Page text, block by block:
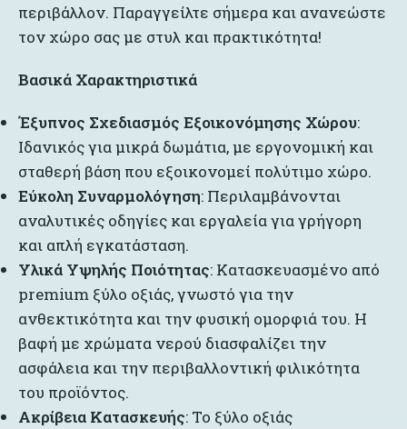
περιβάλλον. Παραγγείλτε σήμερα και ανανεώστε
τον χώρο σας με στυλ και πρακτικότητα!
Βασικά Χαρακτηριστικά
Έξυπνος Σχεδιασμός Εξοικονόμησης Χώρου:
Ιδανικός για μικρά δωμάτια, με εργονομική και
σταθερή βάση που εξοικονομεί πολύτιμο χώρο.
Εύκολη Συναρμολόγηση: Περιλαμβάνονται
αναλυτικές οδηγίες και εργαλεία για γρήγορη
και απλή εγκατάσταση.
Υλικά Υψηλής Ποιότητας: Κατασκευασμένο από
premium ξύλο οξιάς, γνωστό για την
ανθεκτικότητα και την φυσική ομορφιά του. Η
βαφή με χρώματα νερού διασφαλίζει την
ασφάλεια και την περιβαλλοντική φιλικότητα
του προϊόντος.
Ακρίβεια Κατασκευής: Το ξύλο οξιάς